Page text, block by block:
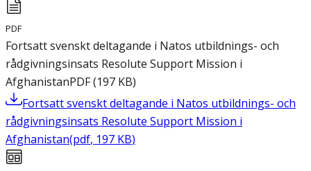
PDF
Fortsatt svenskt deltagande i Natos utbildnings- och
rådgivningsinsats Resolute Support Mission i
AfghanistanPDF(197 KB)
Fortsatt svenskt deltagande i Natos utbildnings- och
rådgivningsinsats Resolute Support Mission i
Afghanistan(pdf, 197 KB)